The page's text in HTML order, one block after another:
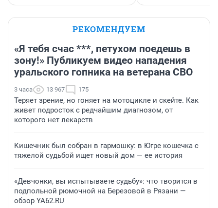
РЕКОМЕНДУЕМ
«Я тебя счас ***, петухом поедешь в
зону!» Публикуем видео нападения
уральского гопника на ветерана СВО
3 часа 13 967 175
Теряет зрение, но гоняет на мотоцикле и скейте. Как
живет подросток с редчайшим диагнозом, от
которого нет лекарств
Кишечник был собран в гармошку: в Югре кошечка с
тяжелой судьбой ищет новый дом — ее история
«Девчонки, вы испытываете судьбу»: что творится в
подпольной рюмочной на Березовой в Рязани —
обзор YA62.RU